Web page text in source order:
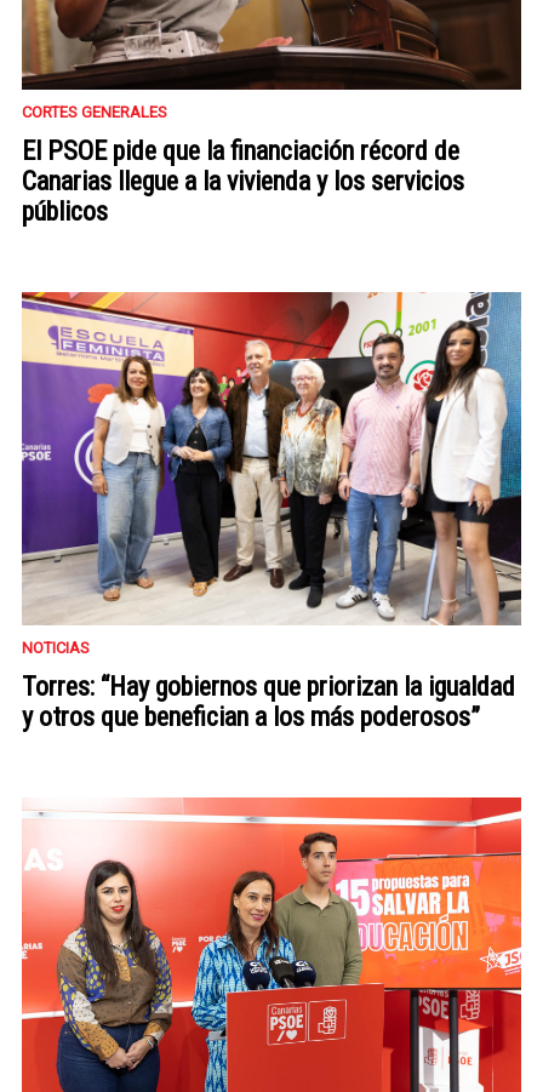
CORTES GENERALES
El PSOE pide que la financiación récord de
Canarias llegue a la vivienda y los servicios
públicos
NOTICIAS
Torres: “Hay gobiernos que priorizan la igualdad
y otros que benefician a los más poderosos”